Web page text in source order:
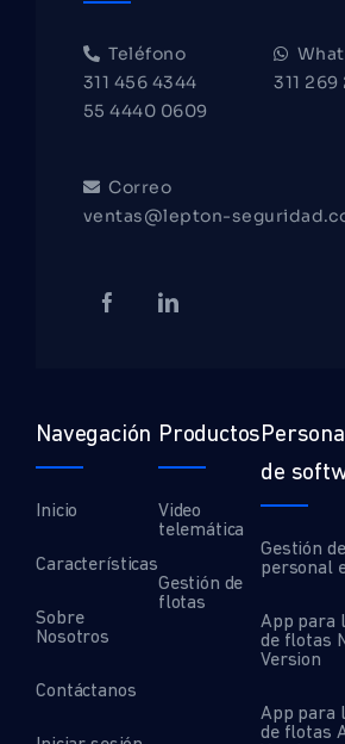
Teléfono
311 456 4344
55 4440 0609
311
Correo
ventas@lepton-
Navegación
Inicio
Características
Sobre
Nosotros
Contáctanos
Productos
Video
telemática
Gestión de
flotas
de
Gestión de
personal
App para
de flotas
Version
App para
de flotas